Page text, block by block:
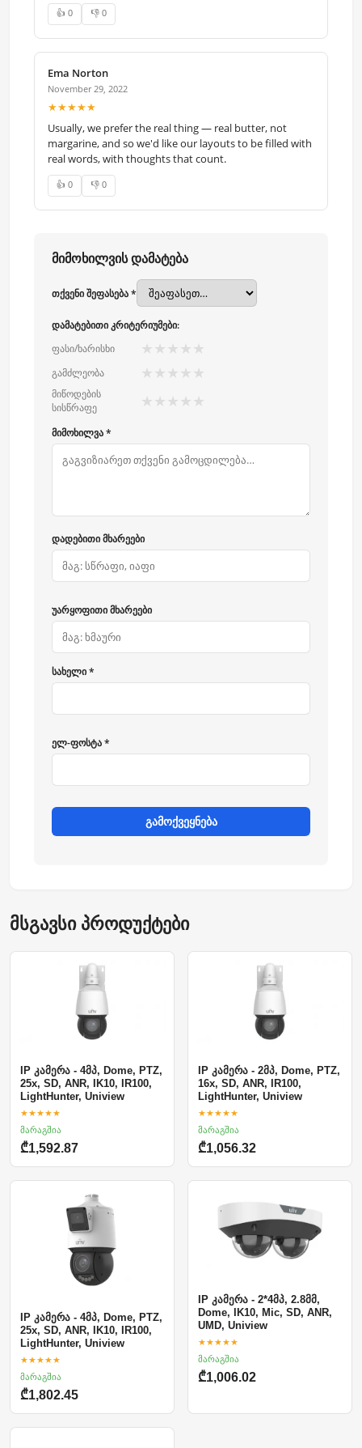
👍 0 👎 0
Ema Norton
November 29, 2022
★★★★★
Usually, we prefer the real thing — real butter, not
margarine, and so we'd like our layouts to be filled with
real words, with thoughts that count.
👍 0 👎 0
მიმოხილვის დამატება
თქვენი შეფასება *
დამატებითი კრიტერიუმები:
ფასი/ხარისხი
★ ★ ★ ★ ★
გამძლეობა ★ ★ ★ ★ ★
მიწოდების
სისწრაფე
★ ★ ★ ★ ★
მიმოხილვა *
დადებითი მხარეები
უარყოფითი მხარეები
სახელი *
ელ-ფოსტა *
გამოქვეყნება
მსგავსი პროდუქტები
IP კამერა - 4მპ, Dome, PTZ,
25x, SD, ANR, IK10, IR100,
LightHunter, Uniview
★★★★★
მარაგშია
₾1,592.87
IP კამერა - 2მპ, Dome, PTZ,
16x, SD, ANR, IR100,
LightHunter, Uniview
★★★★★
მარაგშია
₾1,056.32
IP კამერა - 4მპ, Dome, PTZ,
25x, SD, ANR, IK10, IR100,
LightHunter, Uniview
★★★★★
მარაგშია
₾1,802.45
IP კამერა - 2*4მპ, 2.8მმ,
Dome, IK10, Mic, SD, ANR,
UMD, Uniview
★★★★★
მარაგშია
₾1,006.02